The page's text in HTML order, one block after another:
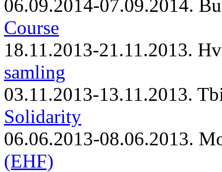
06.09.2014-07.09.2014.
Course
18.11.2013-21.11.2013.
samling
03.11.2013-13.11.2013.
Solidarity
06.06.2013-08.06.2013.
(EHF)